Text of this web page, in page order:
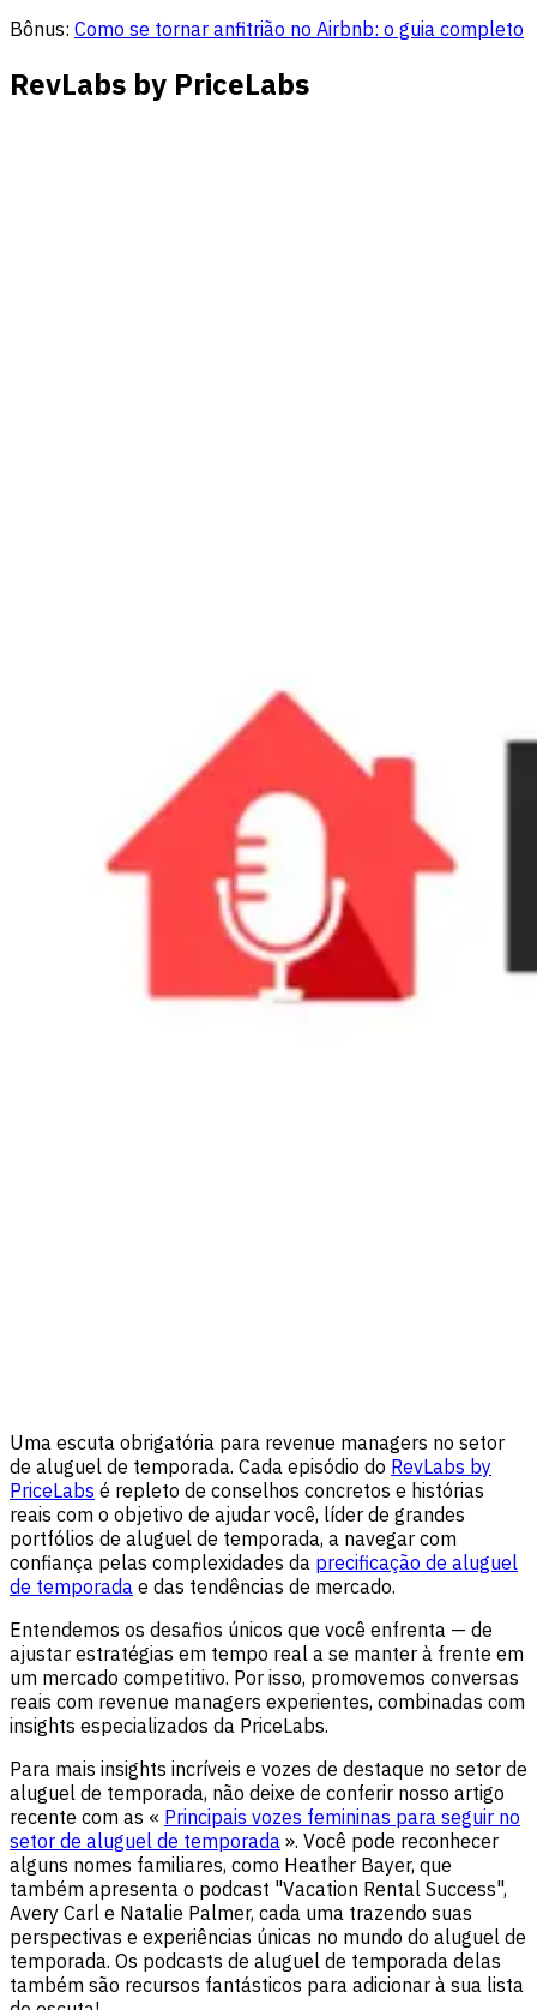
Bônus: Como se tornar anfitrião no Airbnb: o guia completo
RevLabs by PriceLabs
Uma escuta obrigatória para revenue managers no setor
de aluguel de temporada. Cada episódio do RevLabs by
PriceLabs é repleto de conselhos concretos e histórias
reais com o objetivo de ajudar você, líder de grandes
portfólios de aluguel de temporada, a navegar com
confiança pelas complexidades da precificação de aluguel
de temporada e das tendências de mercado.
Entendemos os desafios únicos que você enfrenta — de
ajustar estratégias em tempo real a se manter à frente em
um mercado competitivo. Por isso, promovemos conversas
reais com revenue managers experientes, combinadas com
insights especializados da PriceLabs.
Para mais insights incríveis e vozes de destaque no setor de
aluguel de temporada, não deixe de conferir nosso artigo
recente com as « Principais vozes femininas para seguir no
setor de aluguel de temporada ». Você pode reconhecer
alguns nomes familiares, como Heather Bayer, que
também apresenta o podcast "Vacation Rental Success",
Avery Carl e Natalie Palmer, cada uma trazendo suas
perspectivas e experiências únicas no mundo do aluguel de
temporada. Os podcasts de aluguel de temporada delas
também são recursos fantásticos para adicionar à sua lista